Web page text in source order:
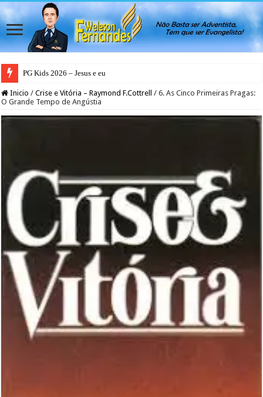
PG Kids 2026 – Jesus e eu
Inicio / Crise e Vitória – Raymond F.Cottrell / 6. As Cinco Primeiras Pragas:
O Grande Tempo de Angústia